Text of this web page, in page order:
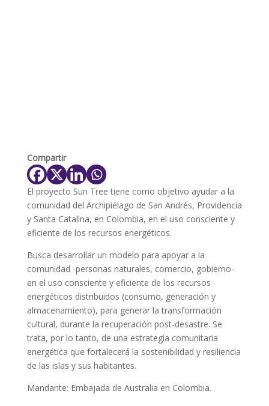
Compartir
El proyecto Sun Tree tiene como objetivo ayudar a la
comunidad del Archipiélago de San Andrés, Providencia
y Santa Catalina, en Colombia, en el uso consciente y
eficiente de los recursos energéticos.
Busca desarrollar un modelo para apoyar a la
comunidad -personas naturales, comercio, gobierno-
en el uso consciente y eficiente de los recursos
energéticos distribuidos (consumo, generación y
almacenamiento), para generar la transformación
cultural, durante la recuperación post-desastre. Se
trata, por lo tanto, de una estrategia comunitaria
energética que fortalecerá la sostenibilidad y resiliencia
de las islas y sus habitantes.
Mandante: Embajada de Australia en Colombia.